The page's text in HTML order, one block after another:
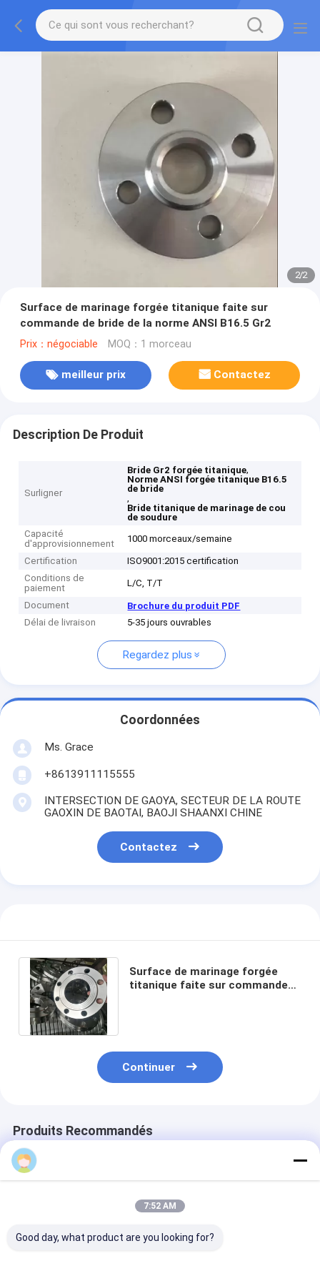
2/2
Surface de marinage forgée titanique faite sur
commande de bride de la norme ANSI B16.5 Gr2
Prix：négociable MOQ：1 morceau
meilleur prix Contactez
Description De Produit
Surligner
Bride Gr2 forgée titanique,
Norme ANSI forgée titanique B16.5
de bride
,
Bride titanique de marinage de cou
de soudure
Capacité
d'approvisionnement
1000 morceaux/semaine
Certification
ISO9001:2015 certification
Conditions de
paiement
L/C, T/T
Document
Brochure du produit PDF
Délai de livraison
5-35 jours ouvrables
Regardez plus
Coordonnées
Ms. Grace
+8613911115555
INTERSECTION DE GAOYA, SECTEUR DE LA ROUTE
GAOXIN DE BAOTAI, BAOJI SHAANXI CHINE
Contactez
Surface de marinage forgée
titanique faite sur commande
Continuer
Produits Recommandés
7:52 AM
Good day, what product are you looking for?